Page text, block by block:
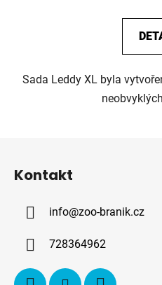
Sada Leddy XL byla
Kontakt
info@zoo-branik.cz
728364962